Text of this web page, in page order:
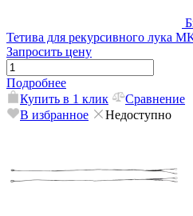
Тетива для рекурсивного лука
Запросить цену
Подробнее
Купить в 1 клик
Сравнение
В избранное
Недоступно